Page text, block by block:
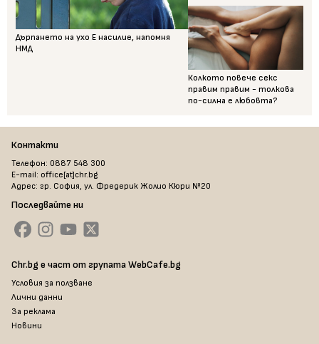
Дърпането на ухо Е насилие, напомня
НМД
Колкото повече секс
правим правим - толкова
по-силна е любовта?
Контакти
Телефон: 0887 548 300
E-mail: office[at]chr.bg
Адрес: гр. София, ул. Фредерик Жолио Кюри №20
Последвайте ни
Chr.bg е част от групата WebCafe.bg
Условия за ползване
Лични данни
За реклама
Новини